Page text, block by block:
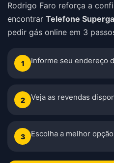
Rodrigo Faro reforça a
encontrar Telefone
pedir gás online em 3
1 Informe seu endereço
2 Veja as revendas
3 Escolha a melhor